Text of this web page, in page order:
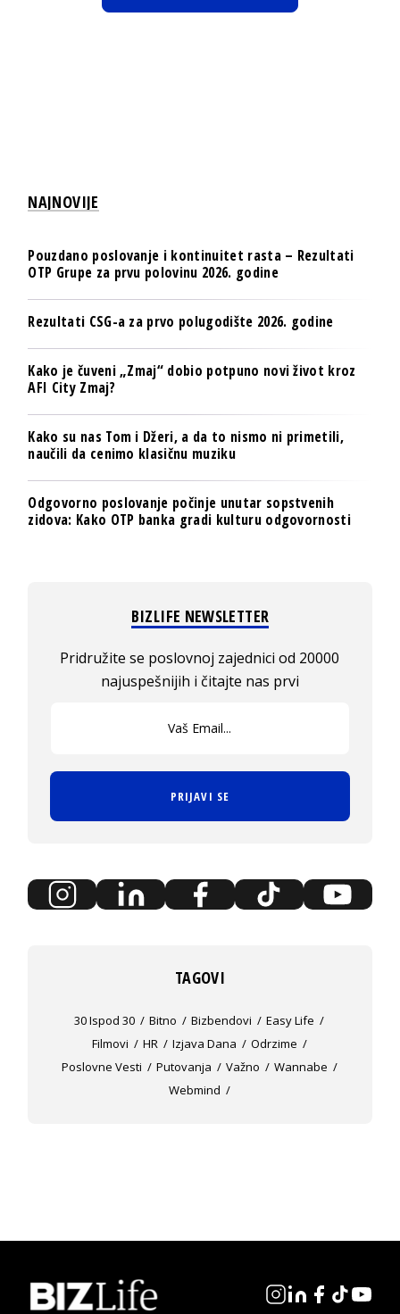
NAJNOVIJE
Pouzdano poslovanje i kontinuitet rasta – Rezultati
OTP Grupe za prvu polovinu 2026. godine
Rezultati CSG-a za prvo polugodište 2026. godine
Kako je čuveni „Zmaj“ dobio potpuno novi život kroz
AFI City Zmaj?
Kako su nas Tom i Džeri, a da to nismo ni primetili,
naučili da cenimo klasičnu muziku
Odgovorno poslovanje počinje unutar sopstvenih
zidova: Kako OTP banka gradi kulturu odgovornosti
BIZLIFE NEWSLETTER
Pridružite se poslovnoj zajednici od 20000
najuspešnijih i čitajte nas prvi
PRIJAVI SE
TAGOVI
30 Ispod 30 Bitno Bizbendovi
Easy Life
Filmovi
HR Izjava Dana
Odrzime
Poslovne Vesti
Putovanja Važno
Wannabe
Webmind